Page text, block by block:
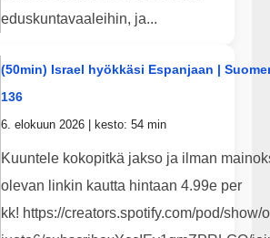
eduskuntavaaleihin, ja...
(50min) Israel hyökkäsi Espanjaan |
136
6. elokuun 2026 | kesto: 54 min
Kuuntele kokopitkä jakso ja ilman
olevan linkin kautta hintaan 4.99e per
kk! https://creators.spotify.com/pod/show/